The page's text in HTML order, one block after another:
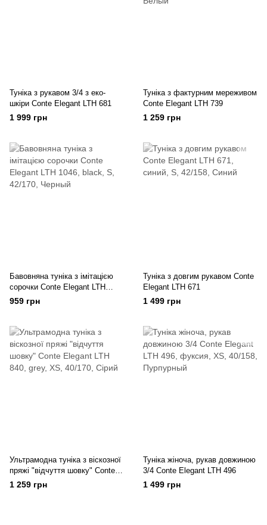
Туніка з рукавом 3/4 з еко-
шкіри Conte Elegant LTH 681
1 999 грн
Туніка з фактурним мереживом
Conte Elegant LTH 739
1 259 грн
Бавовняна туніка з імітацією
сорочки Conte Elegant LTH
1046
959 грн
Туніка з довгим рукавом Conte
Elegant LTH 671
1 499 грн
Ультрамодна туніка з віскозної
пряжі "відчуття шовку" Conte
Elegant LTH 840
1 259 грн
Туніка жіноча, рукав довжиною
3/4 Conte Elegant LTH 496
1 499 грн